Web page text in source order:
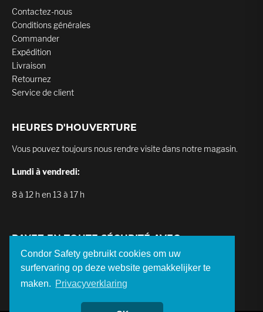
Condor Safety gebruikt cookies om uw
surfervaring op deze website gemakkelijker te
maken. Privacyverklaring
Contactez-nous
Conditions générales
Commander
Expédition
Livraison
Retournez
Service de client
HEURES D'HOUVERTURE
Vous pouvez toujours nous rendre visite dans notre magasin.
Lundi à vendredi:
8 à 12 h en 13 à 17 h
PAYEZ EN TOUTE SÉCURITÉ AVEC